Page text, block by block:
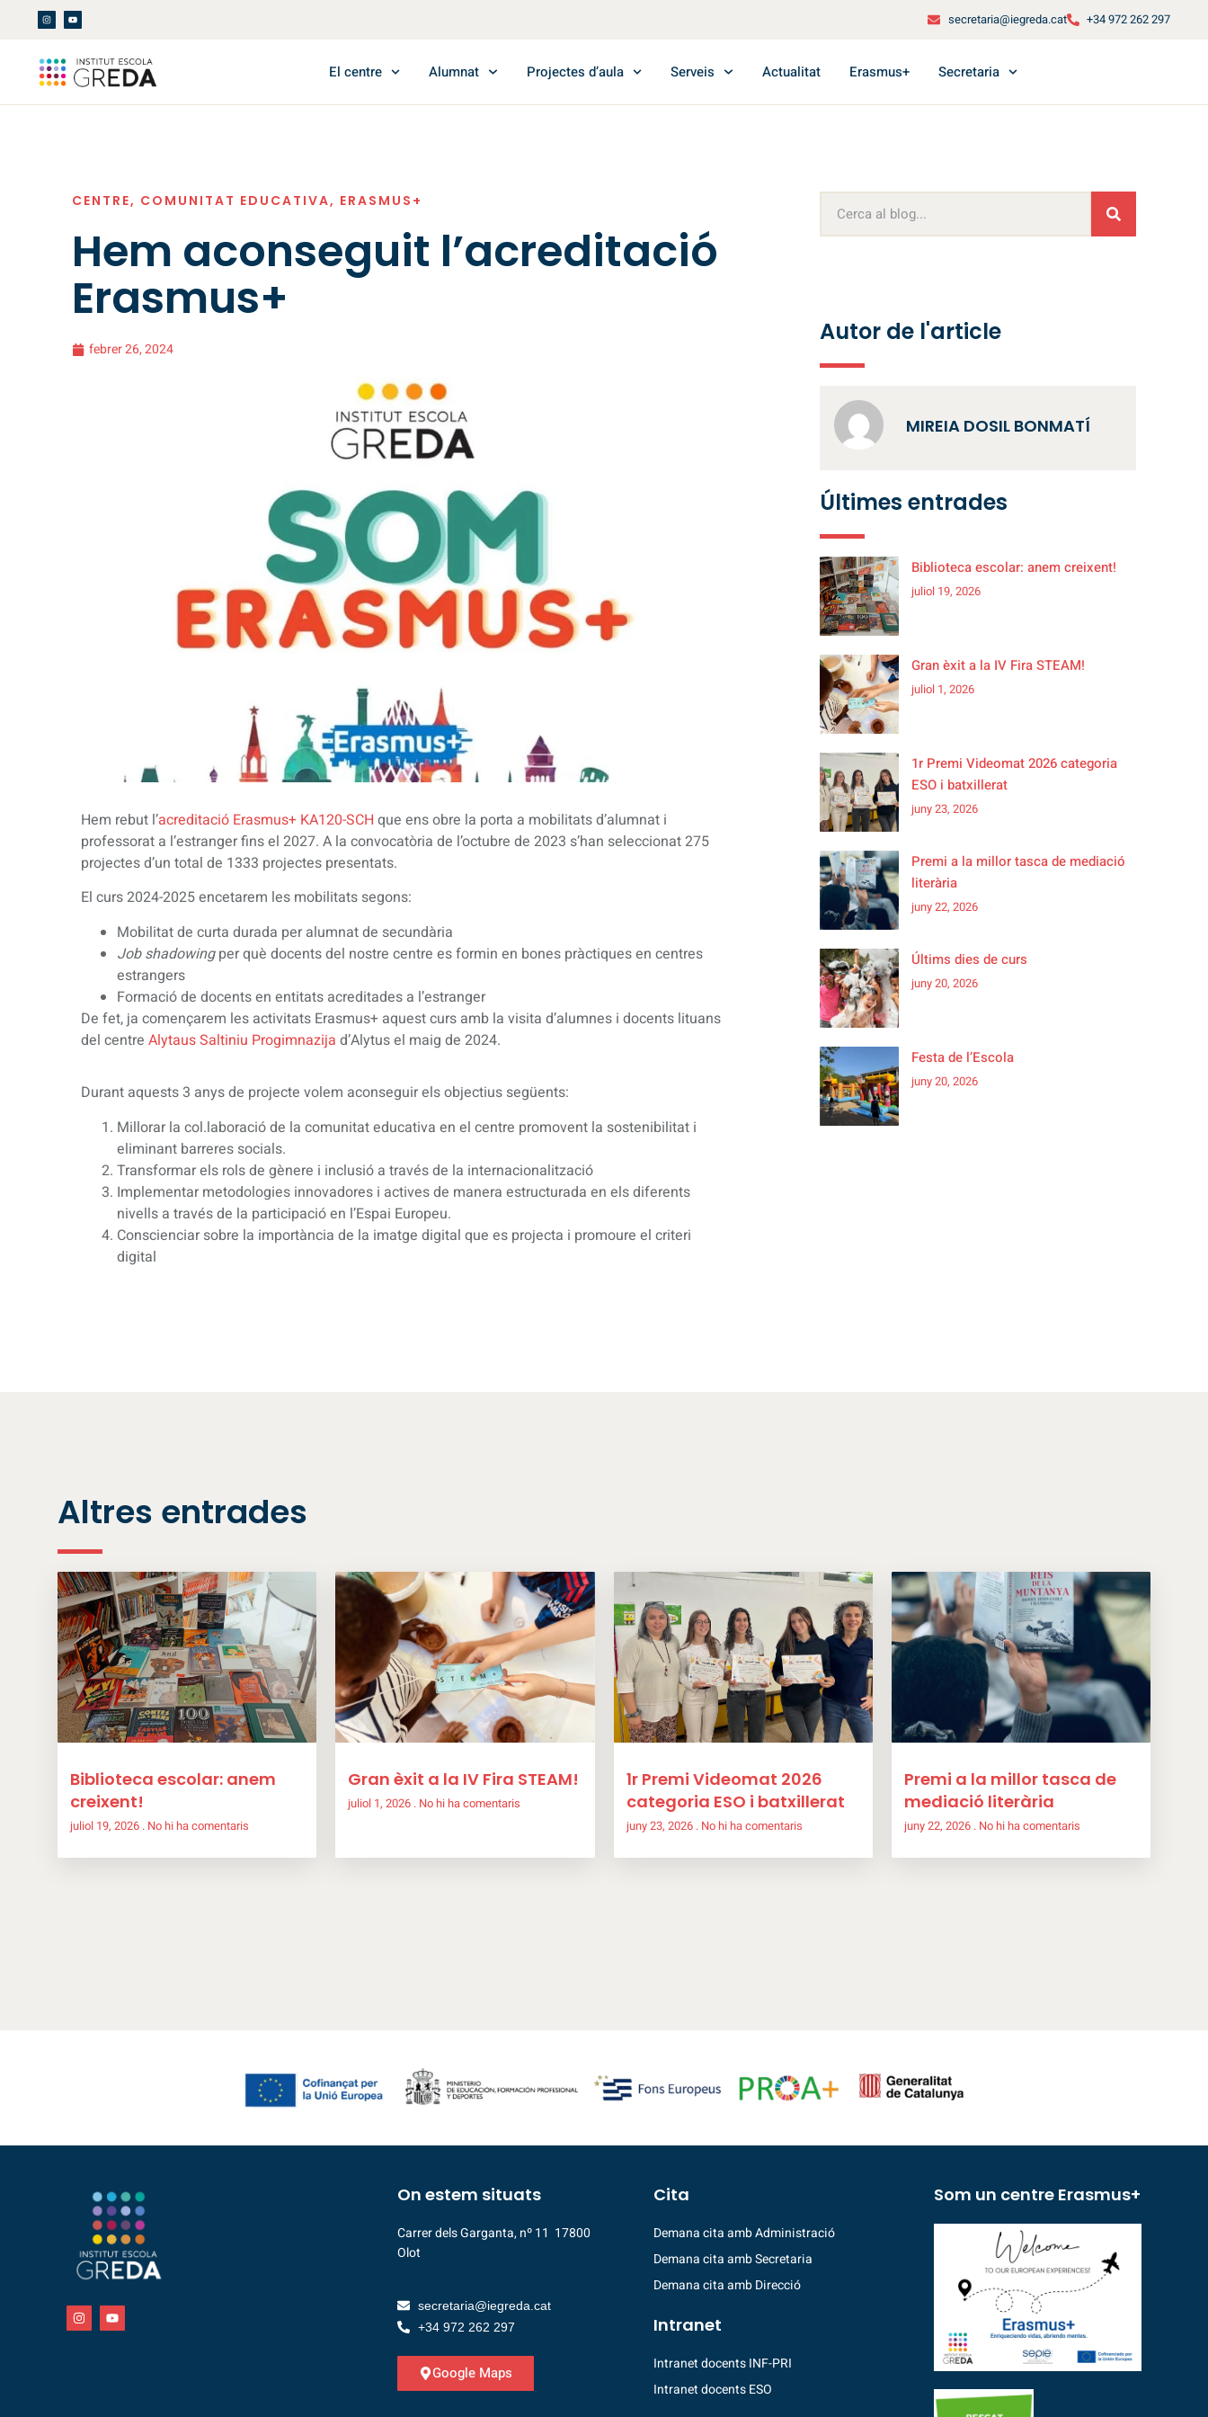
secretaria@iegreda.cat +34 972 262 297
El centre Alumnat Projectes d’aula Serveis Actualitat Erasmus+ Secretaria
CENTRE, COMUNITAT EDUCATIVA, ERASMUS+
Hem aconseguit l’acreditació
Erasmus+
febrer 26, 2024
Hem rebut l’acreditació Erasmus+ KA120-SCH que ens obre la porta a mobilitats d’alumnat i
professorat a l’estranger fins el 2027. A la convocatòria de l’octubre de 2023 s’han seleccionat 275
projectes d’un total de 1333 projectes presentats.
El curs 2024-2025 encetarem les mobilitats segons:
Mobilitat de curta durada per alumnat de secundària
Job shadowingper què docents del nostre centre es formin en bones pràctiques en centres
estrangers
Formació de docents en entitats acreditades a l’estranger
De fet, ja començarem les activitats Erasmus+ aquest curs amb la visita d’alumnes i docents lituans
del centre Alytaus Saltiniu Progimnazija d’Alytus el maig de 2024.
Durant aquests 3 anys de projecte volem aconseguir els objectius següents:
Millorar la col.laboració de la comunitat educativa en el centre promovent la sostenibilitat i
eliminant barreres socials.
Transformar els rols de gènere i inclusió a través de la internacionalització
Implementar metodologies innovadores i actives de manera estructurada en els diferents
nivells a través de la participació en l’Espai Europeu.
Conscienciar sobre la importància de la imatge digital que es projecta i promoure el criteri
digital
Autor de l'article
MIREIA DOSIL BONMATÍ
Últimes entrades
Biblioteca escolar: anem creixent!
juliol 19, 2026
Gran èxit a la IV Fira STEAM!
juliol 1, 2026
1r Premi Videomat 2026 categoria
ESO i batxillerat
juny 23, 2026
Premi a la millor tasca de mediació
literària
juny 22, 2026
Últims dies de curs
juny 20, 2026
Festa de l’Escola
juny 20, 2026
Altres entrades
Biblioteca escolar: anem
creixent!
juliol 19, 2026 No hi ha comentaris
Gran èxit a la IV Fira STEAM!
juliol 1, 2026 No hi ha comentaris
1r Premi Videomat 2026
categoria ESO i batxillerat
juny 23, 2026 No hi ha comentaris
Premi a la millor tasca de
mediació literària
juny 22, 2026 No hi ha comentaris
On estem situats
Carrer dels Garganta, nº 11 17800
Olot
secretaria@iegreda.cat
+34 972 262 297
Google Maps
Cita
Demana cita amb Administració
Demana cita amb Secretaria
Demana cita amb Direcció
Intranet
Intranet docents INF-PRI
Intranet docents ESO
Som un centre Erasmus+